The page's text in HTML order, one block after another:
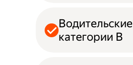
категории B